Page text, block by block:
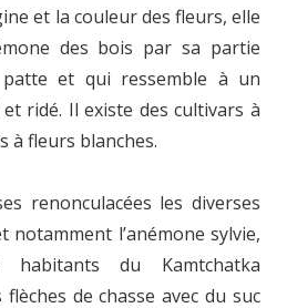
et la couleur des fleurs, elle
des bois par sa partie
et qui ressemble à un
ridé. Il existe des cultivars à
à fleurs blanches.
renonculacées les diverses
notamment l’anémone sylvie,
du Kamtchatka
de chasse avec du suc